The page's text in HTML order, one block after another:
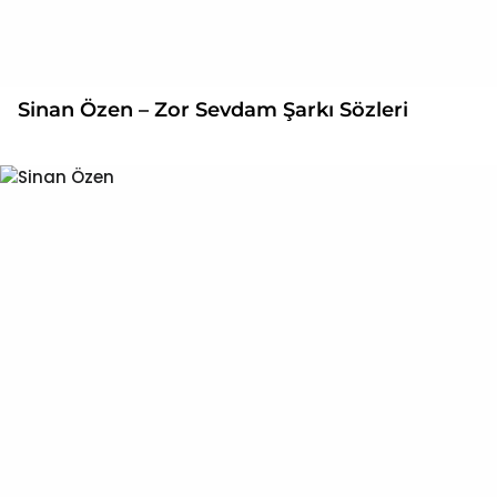
Sinan Özen – Zor Sevdam Şarkı Sözleri